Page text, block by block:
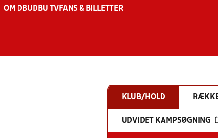
OM DBU DBU TV FANS & BILLETTER
KLUB/HOLD
UDVIDET KAMPSØGNING